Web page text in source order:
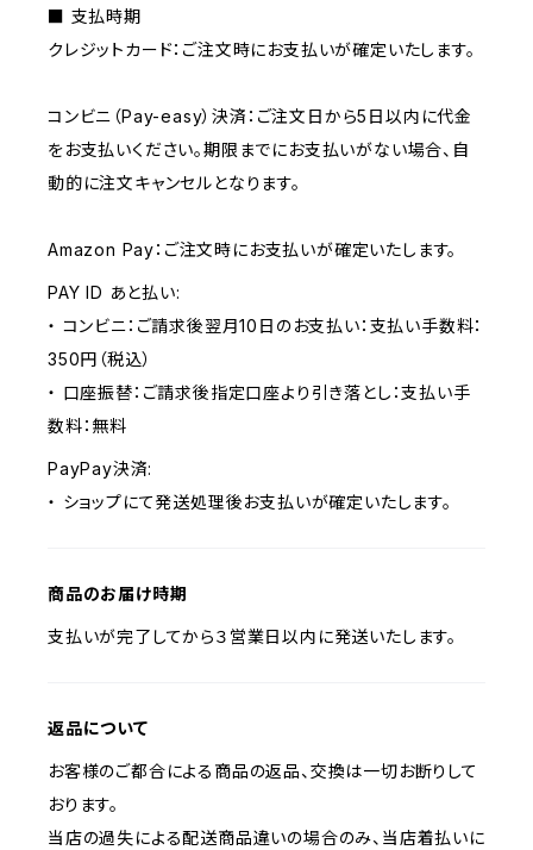
■ 支払時期
クレジットカード：ご注文時にお支払いが確定いたします。
コンビニ（Pay-easy）決済：ご注文日から5日以内に代金
をお支払いください。期限までにお支払いがない場合、自
動的に注文キャンセルとなります。
Amazon Pay：ご注文時にお支払いが確定いたします。
PAY ID あと払い:
・ コンビニ：ご請求後翌月10日のお支払い：支払い手数料：
350円（税込）
・ 口座振替：ご請求後指定口座より引き落とし：支払い手
数料：無料
PayPay決済:
・ ショップにて発送処理後お支払いが確定いたします。
商品のお届け時期
支払いが完了してから３営業日以内に発送いたします。
返品について
お客様のご都合による商品の返品、交換は一切お断りして
おります。
当店の過失による配送商品違いの場合のみ、当店着払いに